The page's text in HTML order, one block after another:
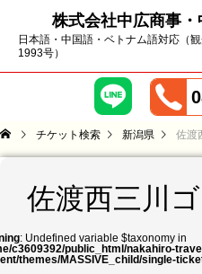
株式会社中広商事
日本語・中国語・ベトナム語対応（
1993号）
チケット検索 新潟県 佐渡
佐渡西三川
: Undefined variable $taxonomy in
c3609392/public_html/nakahiro-
themes/MASSIVE_child/single-